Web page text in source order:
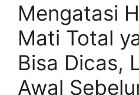
Mengatasi
Mati Total
Bisa Dicas,
Awal